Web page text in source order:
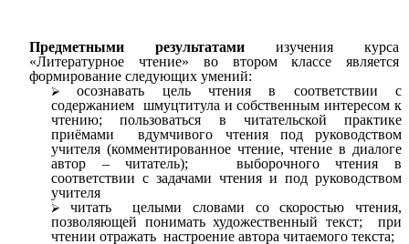
Предметными результатамиизучения курса
«Литературное чтение» во втором классе является
формирование следующих умений:
осознавать цель чтения в соответствии с
содержанием шмуцтитула и собственным интересом к
чтению; пользоваться в читательской практике
приёмами вдумчивого чтения под руководством
учителя (комментированное чтение, чтение в диалоге
автор – читатель); выборочного чтения в
соответствии с задачами чтения и под руководством
учителя
читать целыми словами со скоростью чтения,
позволяющей понимать художественный текст; при
чтении отражать настроение автора читаемого текста;